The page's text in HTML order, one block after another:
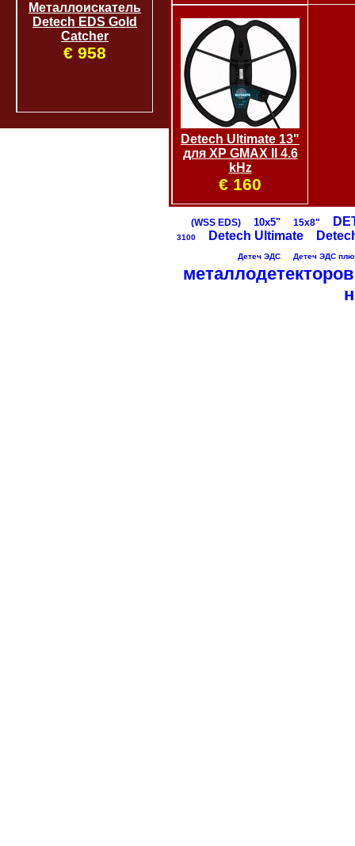
Металлоискатель
Detech EDS Gold
Catcher
€ 958
Detech Ultimate 13"
для XP GMAX II 4.6
kHz
€ 160
(WSS EDS) 10х5" 15х8"
3100 Detech Ultimate
Детеч ЭДС Детеч ЭДС
металлодетекторов